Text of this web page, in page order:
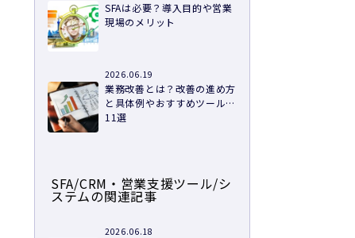
SFAは必要？導入目的や営業
現場のメリット
2026.06.19
業務改善とは？改善の進め方
と具体例やおすすめツール
11選
SFA/CRM・営業支援ツール/シ
ステムの関連記事
2026.06.18